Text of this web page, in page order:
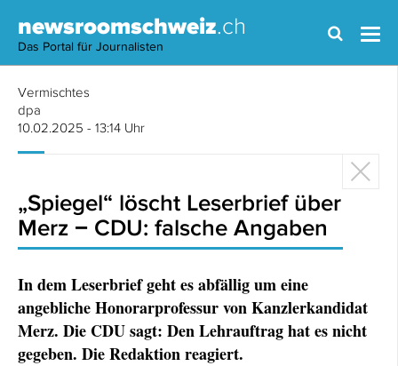
newsroomschweiz.ch
Das Portal für Journalisten
Vermischtes
dpa
10.02.2025 - 13:14 Uhr
„Spiegel“ löscht Leserbrief über
Merz − CDU: falsche Angaben
In dem Leserbrief geht es abfällig um eine
angebliche Honorarprofessur von Kanzlerkandidat
Merz. Die CDU sagt: Den Lehrauftrag hat es nicht
gegeben. Die Redaktion reagiert.